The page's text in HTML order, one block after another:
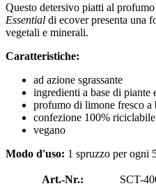
Questo detersivo piatti al
Essential di ecover presenta una
vegetali e minerali.
Caratteristiche:
ad azione sgrassante
ingredienti a base di piante
profumo di limone fresco a
confezione 100% riciclabile
vegano
Modo d'uso: 1 spruzzo per ogni
Art.-Nr.:
SCT-